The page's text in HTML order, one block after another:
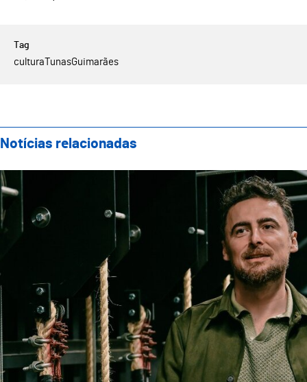
cultura TunasGuimarães
Notícias relacionadas
Teatro Oficina apresenta nova direção artística com